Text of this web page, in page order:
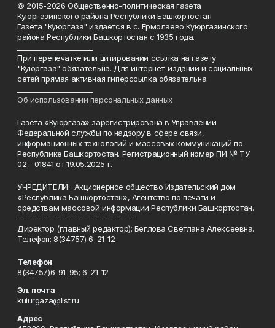
© 2015-2026 Общественно-политическая газета
Куюргазинского района Республики Башкортостан
Газета "Куюргаза" издается в с. Ермолаево Куюргазинского
района Республики Башкортостан с 1935 года.
При перепечатке или цитировании ссылка на газету
"Куюргаза" обязательна. Для интернет-изданий и социальных
сетей прямая активная гиперссылка обязательна.
Об использовании персональных данных
Газета «Куюргаза» зарегистрирована в Управлении
Федеральной службы по надзору в сфере связи,
информационных технологий и массовых коммуникаций по
Республике Башкортостан. Регистрационный номер ПИ № ТУ
02 - 01841 от 19.05.2025 г.
УЧРЕДИТЕЛИ: Акционерное общество Издательский дом
«Республика Башкортостан», Агентство по печати и
средствам массовой информации Республики Башкортостан.
----------------------------------
Директор (главный редактор): Беглова Светлана Алексеевна.
Телефон: 8(34757) 6-21-12
Телефон
8(34757)6-91-95; 6-21-12
Эл. почта
kuiurgaza@list.ru
Адрес